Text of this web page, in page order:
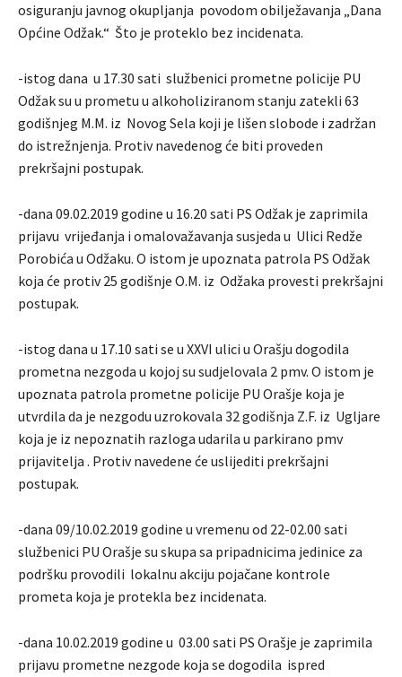
osiguranju javnog okupljanja povodom obilježavanja „Dana
Općine Odžak.“ Što je proteklo bez incidenata.
-istog dana u 17.30 sati službenici prometne policije PU
Odžak su u prometu u alkoholiziranom stanju zatekli 63
godišnjeg M.M. iz Novog Sela koji je lišen slobode i zadržan
do istrežnjenja. Protiv navedenog će biti proveden
prekršajni postupak.
-dana 09.02.2019 godine u 16.20 sati PS Odžak je zaprimila
prijavu vrijeđanja i omalovažavanja susjeda u Ulici Redže
Porobića u Odžaku. O istom je upoznata patrola PS Odžak
koja će protiv 25 godišnje O.M. iz Odžaka provesti prekršajni
postupak.
-istog dana u 17.10 sati se u XXVI ulici u Orašju dogodila
prometna nezgoda u kojoj su sudjelovala 2 pmv. O istom je
upoznata patrola prometne policije PU Orašje koja je
utvrdila da je nezgodu uzrokovala 32 godišnja Z.F. iz Ugljare
koja je iz nepoznatih razloga udarila u parkirano pmv
prijavitelja . Protiv navedene će uslijediti prekršajni
postupak.
-dana 09/10.02.2019 godine u vremenu od 22-02.00 sati
službenici PU Orašje su skupa sa pripadnicima jedinice za
podršku provodili lokalnu akciju pojačane kontrole
prometa koja je protekla bez incidenata.
-dana 10.02.2019 godine u 03.00 sati PS Orašje je zaprimila
prijavu prometne nezgode koja se dogodila ispred